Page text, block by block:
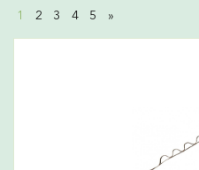
1 2 3 4 5 »